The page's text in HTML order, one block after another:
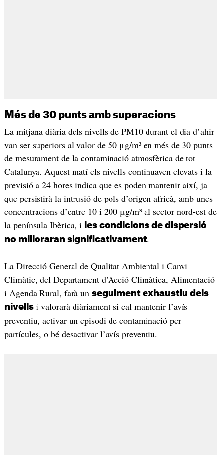
Més de 30 punts amb superacions
La mitjana diària dels nivells de PM10 durant el dia d’ahir
van ser superiors al valor de 50 μg/m³ en més de 30 punts
de mesurament de la contaminació atmosfèrica de tot
Catalunya. Aquest matí els nivells continuaven elevats i la
previsió a 24 hores indica que es poden mantenir així, ja
que persistirà la intrusió de pols d’origen africà, amb unes
concentracions d’entre 10 i 200 μg/m³ al sector nord-est de
la península Ibèrica, i les condicions de dispersió
no milloraran significativament.
La Direcció General de Qualitat Ambiental i Canvi
Climàtic, del Departament d’Acció Climàtica, Alimentació
i Agenda Rural, farà un seguiment exhaustiu dels
nivellsi valorarà diàriament si cal mantenir l’avís
preventiu, activar un episodi de contaminació per
partícules, o bé desactivar l’avís preventiu.